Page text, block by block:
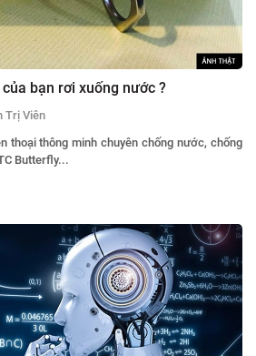
bạn rơi xuống nước ?
Trị Viên
thoại thông minh chuyên chống nước, chống
Butterfly...